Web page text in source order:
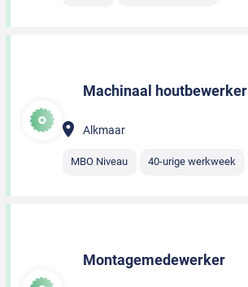
Machinaal houtbewerker
Alkmaar
MBO Niveau 40-urige werkweek
Montagemedewerker